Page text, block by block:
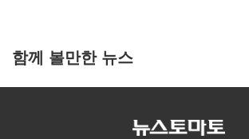
함께 볼만한 뉴스